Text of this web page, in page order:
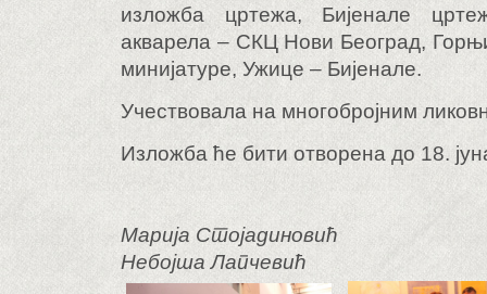
изложба цртежа, Бијенале
акварела – СКЦ Нови Београд,
минијатуре, Ужице – Бијенале.
Учествовала на многобројним
Изложба ће бити отворена до 18.
Марија Стојадиновић
Небојша Лапчевић